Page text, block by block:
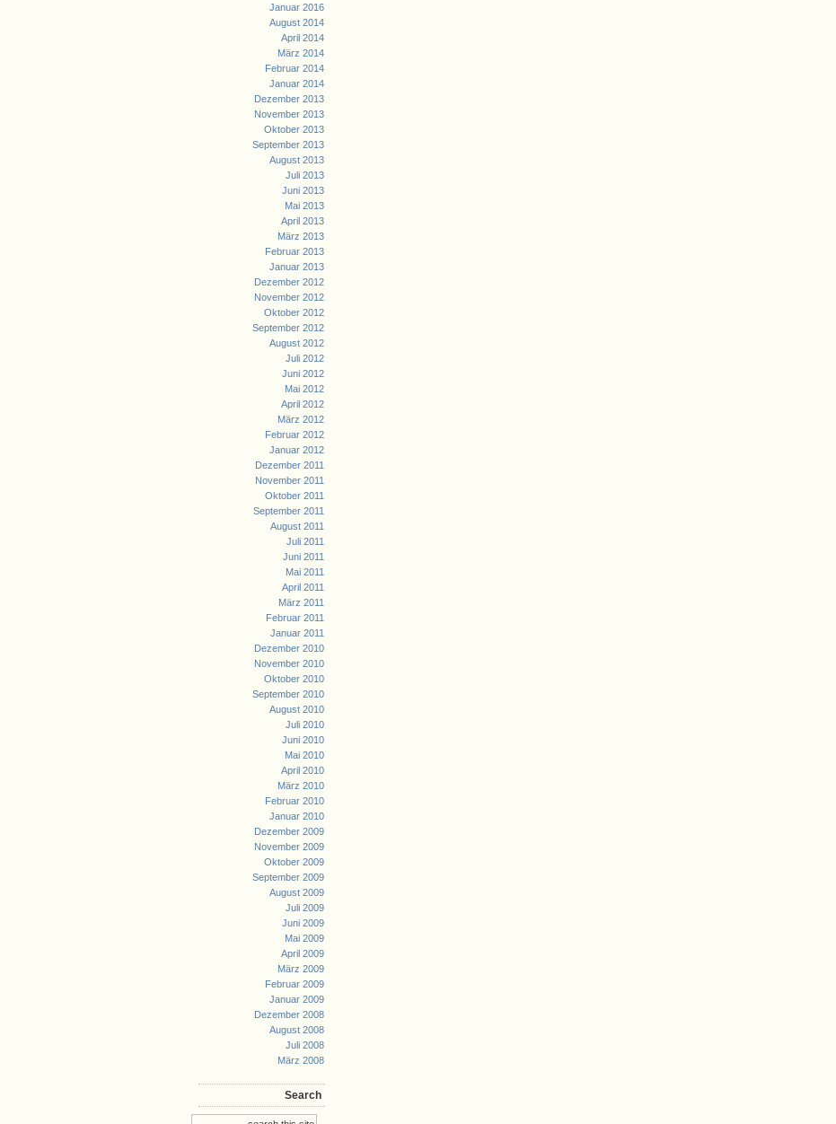
Januar 2016
August 2014
April 2014
März 2014
Februar 2014
Januar 2014
Dezember 2013
November 2013
Oktober 2013
September 2013
August 2013
Juli 2013
Juni 2013
Mai 2013
April 2013
März 2013
Februar 2013
Januar 2013
Dezember 2012
November 2012
Oktober 2012
September 2012
August 2012
Juli 2012
Juni 2012
Mai 2012
April 2012
März 2012
Februar 2012
Januar 2012
Dezember 2011
November 2011
Oktober 2011
September 2011
August 2011
Juli 2011
Juni 2011
Mai 2011
April 2011
März 2011
Februar 2011
Januar 2011
Dezember 2010
November 2010
Oktober 2010
September 2010
August 2010
Juli 2010
Juni 2010
Mai 2010
April 2010
März 2010
Februar 2010
Januar 2010
Dezember 2009
November 2009
Oktober 2009
September 2009
August 2009
Juli 2009
Juni 2009
Mai 2009
April 2009
März 2009
Februar 2009
Januar 2009
Dezember 2008
August 2008
Juli 2008
März 2008
Search